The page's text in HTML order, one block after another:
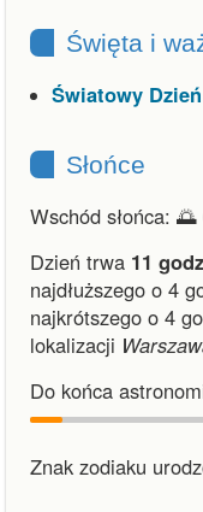
Święta i
Światowy
Słońce
Wschód słońca: 🌅
Dzień trwa 11
najdłuższego o 4
najkrótszego o 4
lokalizacji
Do końca
Znak zodiaku